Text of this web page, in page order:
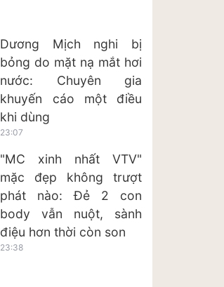
Dương Mịch nghi bị
bỏng do mặt nạ mắt hơi
nước: Chuyên gia
khuyến cáo một điều
khi dùng
23:07
"MC xinh nhất VTV"
mặc đẹp không trượt
phát nào: Đẻ 2 con
body vẫn nuột, sành
điệu hơn thời còn son
23:38